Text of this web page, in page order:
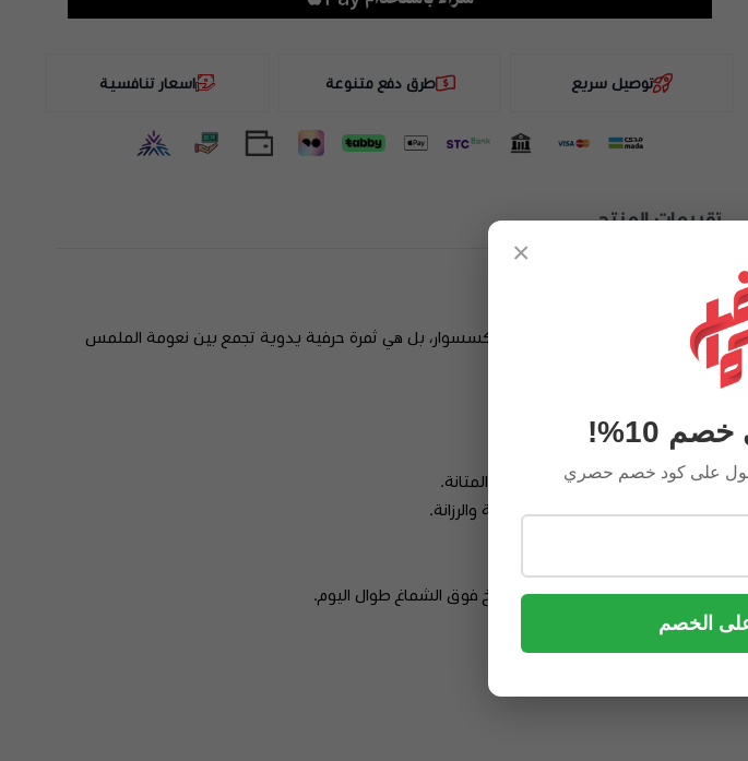
توصيل سريع طرق دفع متنوعة اسعار تنافسية
تقييمات المنتج
"شماغ شوب". هذه القطعة ليست مجرد إكسسوار، بل هي ثمرة حرفية يدوية تجمع بين نعومة الملمس
طويلاً دون أن تتأثر جودة اللون أو المتانة.
بجودة تليق بنخبة عملائنا.
ذوقك الشخصي وتفضيلاتك في الأناقة.
بين الراحة الفائقة والثبات الراسخ فوق الشماغ طوال اليوم.
×
10%!
على كود خصم حصري
الخصم